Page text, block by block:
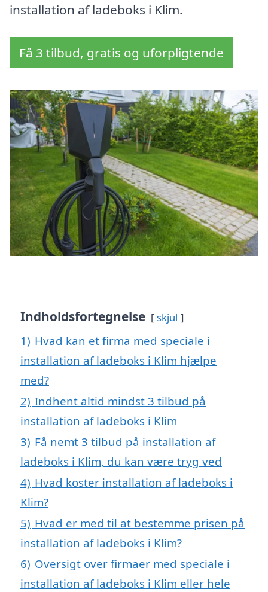
installation af ladeboks i Klim.
Få 3 tilbud, gratis og uforpligtende
Indholdsfortegnelse skjul
1) Hvad kan et firma med speciale i
installation af ladeboks i Klim hjælpe
med?
2) Indhent altid mindst 3 tilbud på
installation af ladeboks i Klim
3) Få nemt 3 tilbud på installation af
ladeboks i Klim, du kan være tryg ved
4) Hvad koster installation af ladeboks i
Klim?
5) Hvad er med til at bestemme prisen på
installation af ladeboks i Klim?
6) Oversigt over firmaer med speciale i
installation af ladeboks i Klim eller hele